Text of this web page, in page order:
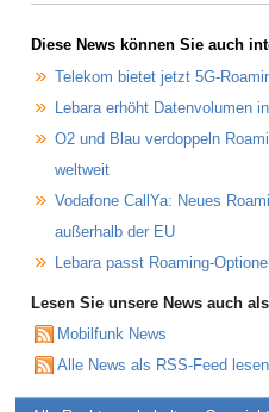
Diese News können Sie auch
Telekom bietet jetzt 5G-
Lebara erhöht Datenvolumen
O2 und Blau verdoppeln
weltweit
Vodafone CallYa: Neues
außerhalb der EU
Lebara passt Roaming-
Lesen Sie unsere News auch
Mobilfunk News
Alle News als RSS-Feed lesen